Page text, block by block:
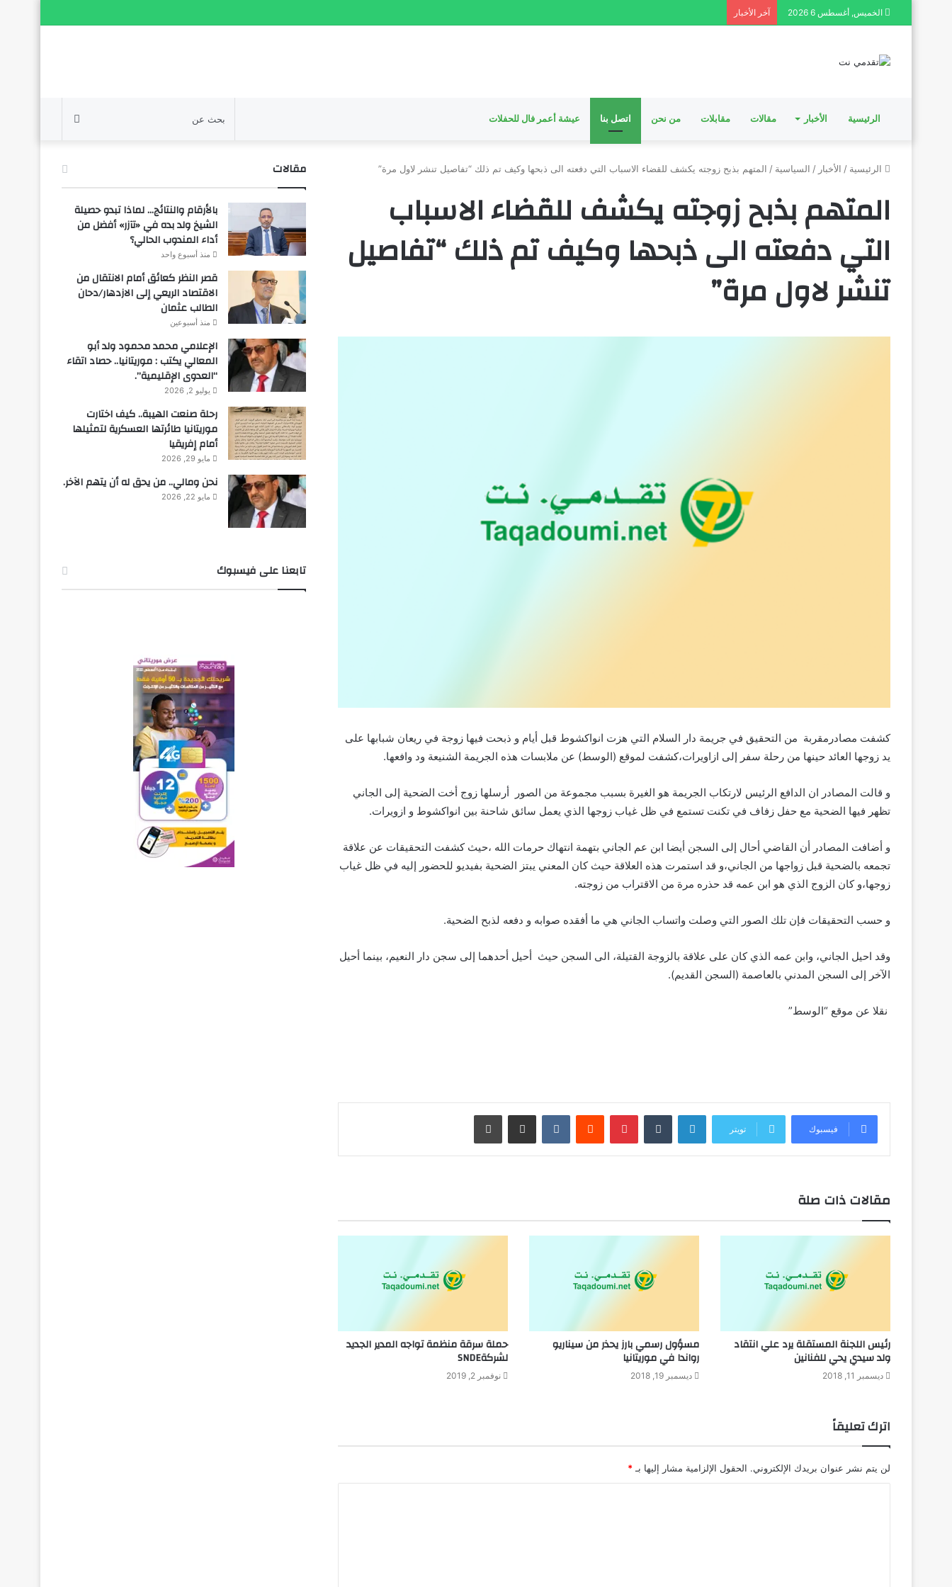
الخميس, أغسطس 6 2026 آخر الأخبار
الرئيسية الأخبار مقالات مقابلات من نحن اتصل بنا عيشة أعمر فال للحفلات
الرئيسية / الأخبار / السياسية / المتهم بذبح زوجته يكشف للقضاء الاسباب التي دفعته الى ذبحها وكيف تم ذلك “تفاصيل تنشر لاول مرة”
المتهم بذبح زوجته يكشف للقضاء الاسباب
التي دفعته الى ذبحها وكيف تم ذلك “تفاصيل
تنشر لاول مرة”
كشفت مصادرمقربة من التحقيق في جريمة دار السلام التي هزت انواكشوط قبل أيام و ذبحت فيها زوجة في ريعان شبابها على
يد زوجها العائد حينها من رحلة سفر إلى ازاويرات،كشفت لموقع (الوسط) عن ملابسات هذه الجريمة الشنيعة ود وافعها.
و قالت المصادر ان الدافع الرئيس لارتكاب الجريمة هو الغيرة بسبب مجموعة من الصور أرسلها زوج أخت الضحية إلى الجاني
تظهر فيها الضحية مع حفل زفاف في تكنت تستمع في ظل غياب زوجها الذي يعمل سائق شاحنة بين انواكشوط و ازويرات.
و أضافت المصادر أن القاضي أحال إلى السجن أيضا ابن عم الجاني بتهمة انتهاك حرمات الله ،حيث كشفت التحقيقات عن علاقة
تجمعه بالضحية قبل زواجها من الجاني،و قد استمرت هذه العلاقة حيث كان المعني يبتز الضحية بفيديو للحضور إليه في ظل غياب
زوجها،و كان الزوج الذي هو ابن عمه قد حذره مرة من الاقتراب من زوجته.
و حسب التحقيقات فإن تلك الصور التي وصلت واتساب الجاني هي ما أفقده صوابه و دفعه لذبح الضحية.
وقد احيل الجاني، وابن عمه الذي كان على علاقة بالزوجة القتيلة، الى السجن حيث أحيل أحدهما إلى سجن دار النعيم، بينما أحيل
الآخر إلى السجن المدني بالعاصمة (السجن القديم).
نقلا عن موقع “الوسط”
فيسبوك تويتر
لينكدإن بينتيريست مشاركة عبر البريد طباعة
مقالات ذات صلة
رئيس اللجنة المستقلة يرد علي انتقاد
ولد سيدي يحي للفنانين
ديسمبر 11, 2018
مسؤول رسمي بارز يحذر من سيناريو
رواندا في موريتانيا
ديسمبر 19, 2018
حملة سرقة منظمة تواجه المدير الجديد
لشركةSNDE
نوفمبر 2, 2019
اترك تعليقاً
لن يتم نشر عنوان بريدك الإلكتروني. الحقول الإلزامية مشار إليها بـ *
مقالات
بالأرقام والنتائج… لماذا تبدو حصيلة
الشيخ ولد بده في «تآزر» أفضل من
أداء المندوب الحالي؟
منذ أسبوع واحد
قصر النظر كعائق أمام الانتقال من
الاقتصاد الريعي إلى الازدهار/دحان
الطالب عثمان
منذ أسبوعين
الإعلامي محمد محمود ولد أبو
المعالي يكتب : موريتانيا.. حصاد اتقاء
“العدوى الإقليمية”.
يوليو 2, 2026
رحلة صنعت الهيبة.. كيف اختارت
موريتانيا طائرتها العسكرية لتمثيلها
أمام إفريقيا
مايو 29, 2026
نحن ومالي.. من يحق له أن يتهم الآخر.
مايو 22, 2026
تابعنا على فيسبوك